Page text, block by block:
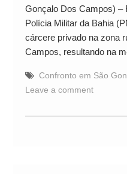
Gonçalo Dos Campos) –
Polícia Militar da Bahia
cárcere privado na zona
Campos, resultando na
Confronto em São
Leave a comment